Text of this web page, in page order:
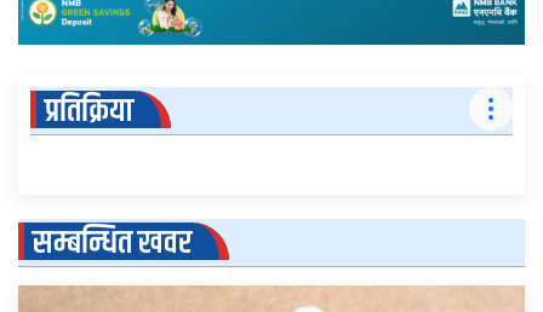
प्रतिक्रिया
सम्बन्धित खवर